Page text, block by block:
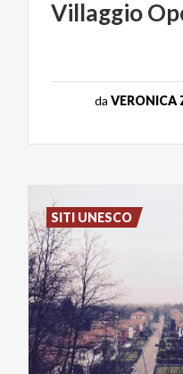
Villaggio
da VERONICA
SITI UNESCO